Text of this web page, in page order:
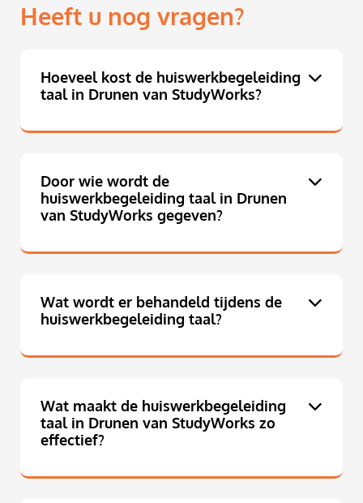
Heeft u nog vragen?
Hoeveel kost de huiswerkbegeleiding
taal in Drunen van StudyWorks?
Door wie wordt de
huiswerkbegeleiding taal in Drunen
van StudyWorks gegeven?
Wat wordt er behandeld tijdens de
huiswerkbegeleiding taal?
Wat maakt de huiswerkbegeleiding
taal in Drunen van StudyWorks zo
effectief?